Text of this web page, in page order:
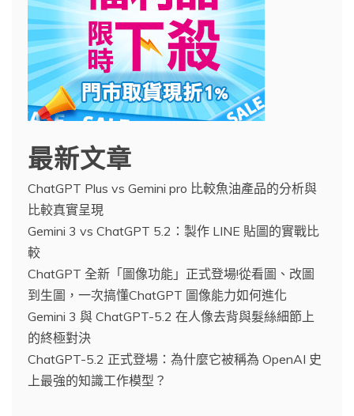
最新文章
ChatGPT Plus vs Gemini pro 比較魚油產品的分析與
比較真實呈現
Gemini 3 vs ChatGPT 5.2：製作 LINE 貼圖的實戰比
較
ChatGPT 全新「圖像功能」正式登場!從看圖、改圖
到生圖，一次搞懂ChatGPT 圖像能力如何進化
Gemini 3 與 ChatGPT-5.2 在人像去背與髮絲細節上
的終極對決
ChatGPT-5.2 正式登場：為什麼它被稱為 OpenAI 史
上最強的知識工作模型？